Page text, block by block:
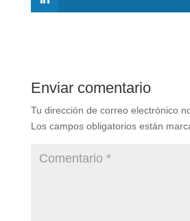
Enviar comentario
Tu dirección de correo electrónico
Los campos obligatorios están